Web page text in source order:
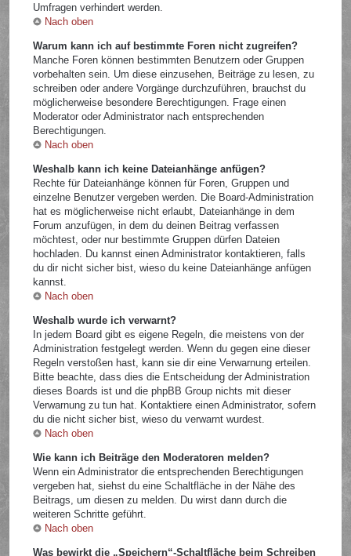
Umfragen verhindert werden.
Nach oben
Warum kann ich auf bestimmte Foren nicht zugreifen?
Manche Foren können bestimmten Benutzern oder Gruppen
vorbehalten sein. Um diese einzusehen, Beiträge zu lesen, zu
schreiben oder andere Vorgänge durchzuführen, brauchst du
möglicherweise besondere Berechtigungen. Frage einen
Moderator oder Administrator nach entsprechenden
Berechtigungen.
Nach oben
Weshalb kann ich keine Dateianhänge anfügen?
Rechte für Dateianhänge können für Foren, Gruppen und
einzelne Benutzer vergeben werden. Die Board-Administration
hat es möglicherweise nicht erlaubt, Dateianhänge in dem
Forum anzufügen, in dem du deinen Beitrag verfassen
möchtest, oder nur bestimmte Gruppen dürfen Dateien
hochladen. Du kannst einen Administrator kontaktieren, falls
du dir nicht sicher bist, wieso du keine Dateianhänge anfügen
kannst.
Nach oben
Weshalb wurde ich verwarnt?
In jedem Board gibt es eigene Regeln, die meistens von der
Administration festgelegt werden. Wenn du gegen eine dieser
Regeln verstoßen hast, kann sie dir eine Verwarnung erteilen.
Bitte beachte, dass dies die Entscheidung der Administration
dieses Boards ist und die phpBB Group nichts mit dieser
Verwarnung zu tun hat. Kontaktiere einen Administrator, sofern
du die nicht sicher bist, wieso du verwarnt wurdest.
Nach oben
Wie kann ich Beiträge den Moderatoren melden?
Wenn ein Administrator die entsprechenden Berechtigungen
vergeben hat, siehst du eine Schaltfläche in der Nähe des
Beitrags, um diesen zu melden. Du wirst dann durch die
weiteren Schritte geführt.
Nach oben
Was bewirkt die „Speichern“-Schaltfläche beim Schreiben